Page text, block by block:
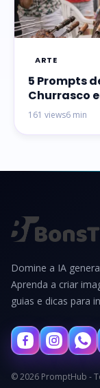
ARTE
5 Prompts
Churrasco
161 views6 min
Domine a IA
Aprenda a criar
guias e dicas para
© 2026 PromptHub -